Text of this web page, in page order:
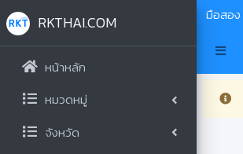
มือสอง
RKTHAI.COM
หน้าหลัก
หมวดหมู่
จังหวัด